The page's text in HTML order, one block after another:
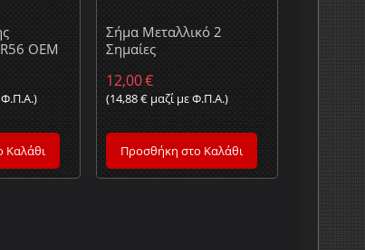
OEM
Καλάθι
Σήμα Μεταλλικό 2
Σημαίες
12,00€
(14,88€μαζί με Φ.Π.Α.)
Προσθήκη στο Καλάθι